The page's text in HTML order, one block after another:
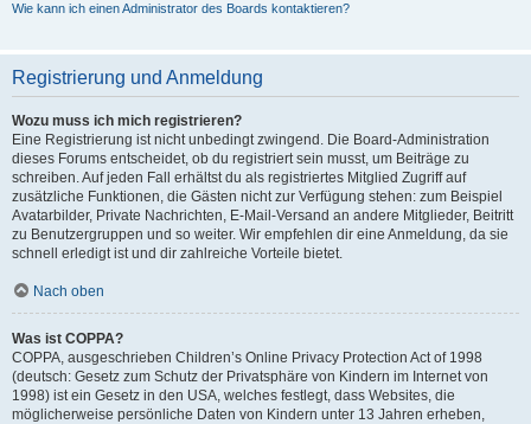
Wie kann ich einen Administrator des Boards kontaktieren?
Registrierung und Anmeldung
Wozu muss ich mich registrieren?
Eine Registrierung ist nicht unbedingt zwingend. Die Board-Administration
dieses Forums entscheidet, ob du registriert sein musst, um Beiträge zu
schreiben. Auf jeden Fall erhältst du als registriertes Mitglied Zugriff auf
zusätzliche Funktionen, die Gästen nicht zur Verfügung stehen: zum Beispiel
Avatarbilder, Private Nachrichten, E-Mail-Versand an andere Mitglieder, Beitritt
zu Benutzergruppen und so weiter. Wir empfehlen dir eine Anmeldung, da sie
schnell erledigt ist und dir zahlreiche Vorteile bietet.
Nach oben
Was ist COPPA?
COPPA, ausgeschrieben Children’s Online Privacy Protection Act of 1998
(deutsch: Gesetz zum Schutz der Privatsphäre von Kindern im Internet von
1998) ist ein Gesetz in den USA, welches festlegt, dass Websites, die
möglicherweise persönliche Daten von Kindern unter 13 Jahren erheben,